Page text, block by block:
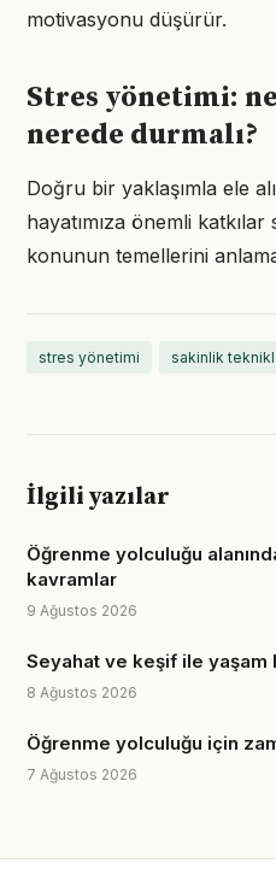
motivasyonu düşürür.
Stres yönetimi:
nerede durmalı?
Doğru bir yaklaşımla ele
hayatımıza önemli
konunun temellerini
stres yönetimi sakinlik
İlgili yazılar
Öğrenme yolculuğu
kavramlar
9 Ağustos 2026
Seyahat ve keşif ile yaşam
8 Ağustos 2026
Öğrenme yolculuğu için
7 Ağustos 2026